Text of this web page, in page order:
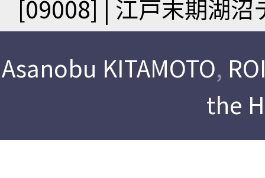
[09008] | 江戸末期湖沼
Asanobu KITAMOTO,
the